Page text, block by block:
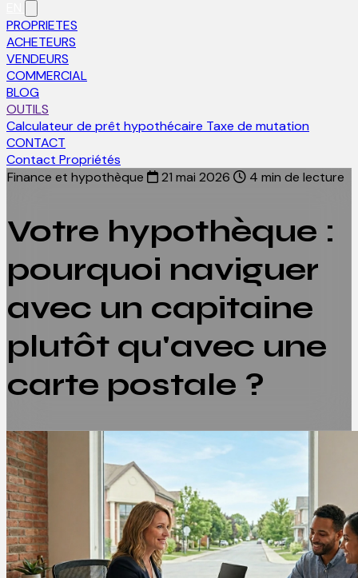
PROPRIETES
ACHETEURS
VENDEURS
COMMERCIAL
BLOG
OUTILS
Calculateur de prêt hypothécaire Taxe de mutation
CONTACT
Contact Propriétés
Finance et hypothèque
21 mai 2026 4 min de lecture
Votre hypothèque :
pourquoi naviguer
avec un capitaine
plutôt qu'avec une
carte postale ?